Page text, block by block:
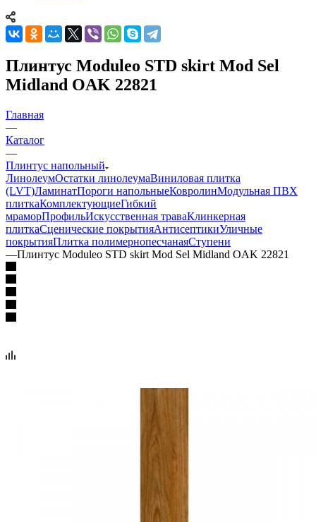
Плинтус Moduleo STD skirt Mod Sel
Midland OAK 22821
Главная
—
Каталог
—
Плинтус напольный
ЛинолеумОстатки линолеумаВиниловая плитка
(LVT)ЛаминатПороги напольныеКовролинМодульная ПВХ
плиткаКомплектующиеГибкий
мраморПрофильИскусственная траваКлинкерная
плиткаСценические покрытияАнтисептикиУличные
покрытияПлитка полимернопесчанаяСтупени
—Плинтус Moduleo STD skirt Mod Sel Midland OAK 22821